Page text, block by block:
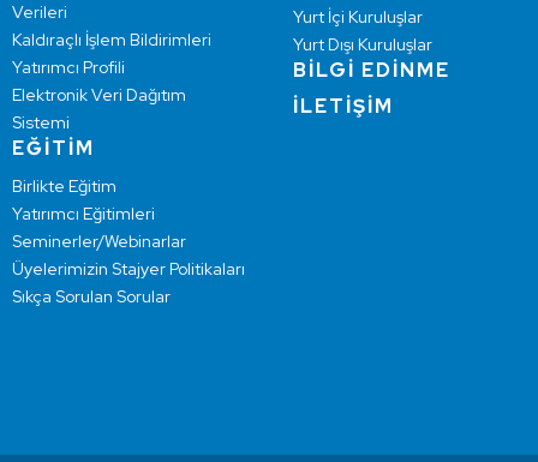
Verileri
Kaldıraçlı İşlem Bildirimleri
Yatırımcı Profili
Elektronik Veri Dağıtım
Sistemi
EĞİTİM
Birlikte Eğitim
Yatırımcı Eğitimleri
Seminerler/Webinarlar
Üyelerimizin Stajyer Politikaları
Sıkça Sorulan Sorular
Yurt İçi Kuruluşlar
Yurt Dışı Kuruluşlar
BİLGİ EDİNME
İLETİŞİM